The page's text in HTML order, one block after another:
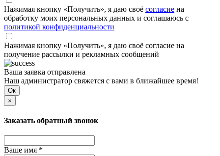
Нажимая кнопку «Получить», я даю своё согласие на
обработку моих персональных данных и соглашаюсь с
политикой конфиденциальности
Нажимая кнопку «Получить», я даю своё согласие на
получение рассылки и рекламных сообщений
Ваша заявка отправлена
Наш администратор свяжется с вами в ближайшее время!
Ок
×
Заказать обратный звонок
Ваше имя *